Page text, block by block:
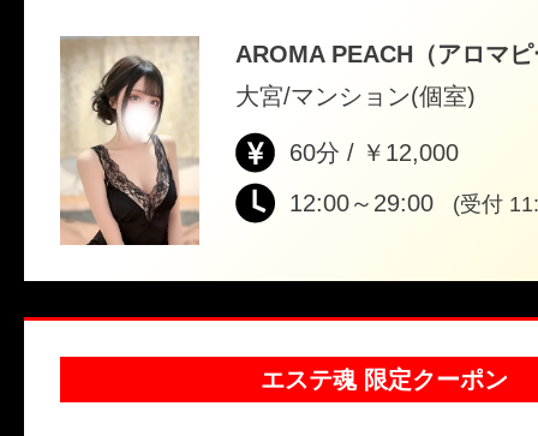
ギャラリー
AROMA PEACH（アロマ
大宮/マンション(個室)
60分 / ￥12,000
12:00～29:00
(受付
エステ魂 限定クーポン